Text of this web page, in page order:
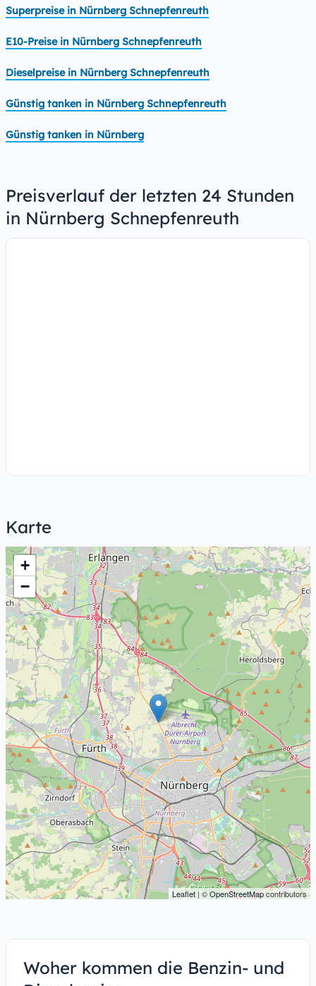
Superpreise in Nürnberg Schnepfenreuth
E10-Preise in Nürnberg Schnepfenreuth
Dieselpreise in Nürnberg Schnepfenreuth
Günstig tanken in Nürnberg Schnepfenreuth
Günstig tanken in Nürnberg
Preisverlauf der letzten 24 Stunden
in Nürnberg Schnepfenreuth
Karte
+
−
Leaflet| ©OpenStreetMapcontributors
Woher kommen die Benzin- und